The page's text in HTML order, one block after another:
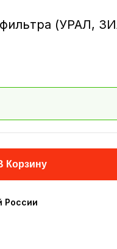
(УРАЛ,
Корзину
России